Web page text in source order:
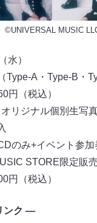
©UNIVERSAL MUSIC
水）
Type-A・Type-B・
円（税込）
リジナル個別生写
のみ+イベント参加
STORE限定販売
円（税込）
ンク ―